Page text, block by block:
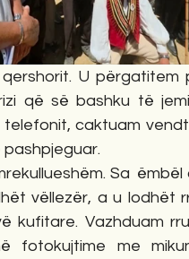
U përgatitem
që së bashku të
caktuam
pashpjeguar.
Sa
vëllezër, a u lodhët
kufitare. Vazhduam
fotokujtime me